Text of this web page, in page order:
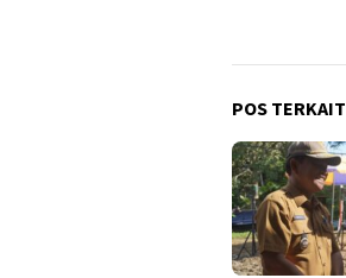
POS TERKAIT